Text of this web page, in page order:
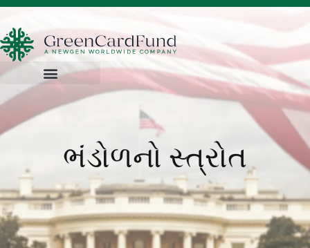
ભંડોળનો સ્ત્રોત